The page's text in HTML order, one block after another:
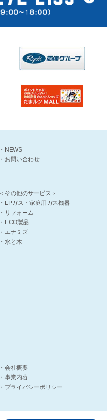
・NEWS
・お問い合わせ
＜その他のサービス＞
・LPガス・家庭用ガス機器
・リフォーム
・ECO製品
・エナミズ
・水と木
・会社概要
・事業内容
・プライバシーポリシー